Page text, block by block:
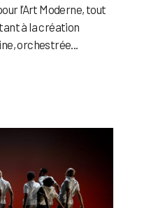
l’Art Moderne, tout
à la création
orchestrée...